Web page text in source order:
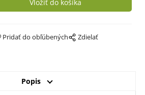
Pridať do obľúbených Zdielať
Popis